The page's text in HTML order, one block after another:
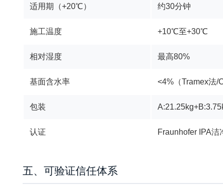
适用期（+20℃） 约30分钟
施工温度 +10℃至+30℃
相对湿度 最高80%
基面含水率 <4%（Tramex法/
包装
认证 Fraunhofer IPA
五、可验证信任体系